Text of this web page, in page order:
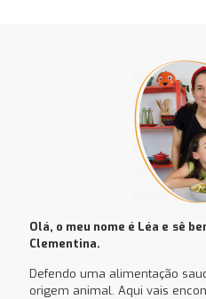
Olá, o meu nome é Léa e sê
Clementina.
Defendo uma alimentação
origem animal. Aqui vais